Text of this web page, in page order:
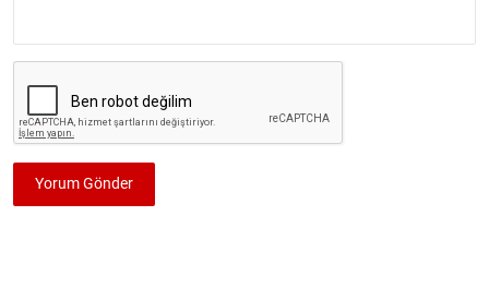
Yorum Gönder